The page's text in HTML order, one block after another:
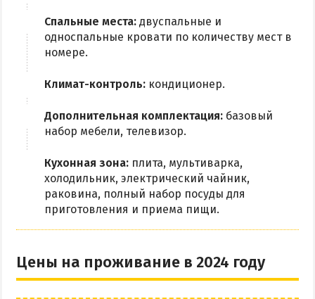
Спальные места: двуспальные и
односпальные кровати по количеству мест в
номере.
Климат-контроль: кондиционер.
Дополнительная комплектация: базовый
набор мебели, телевизор.
Кухонная зона: плита, мультиварка,
холодильник, электрический чайник,
раковина, полный набор посуды для
приготовления и приема пищи.
Цены на проживание в 2024 году